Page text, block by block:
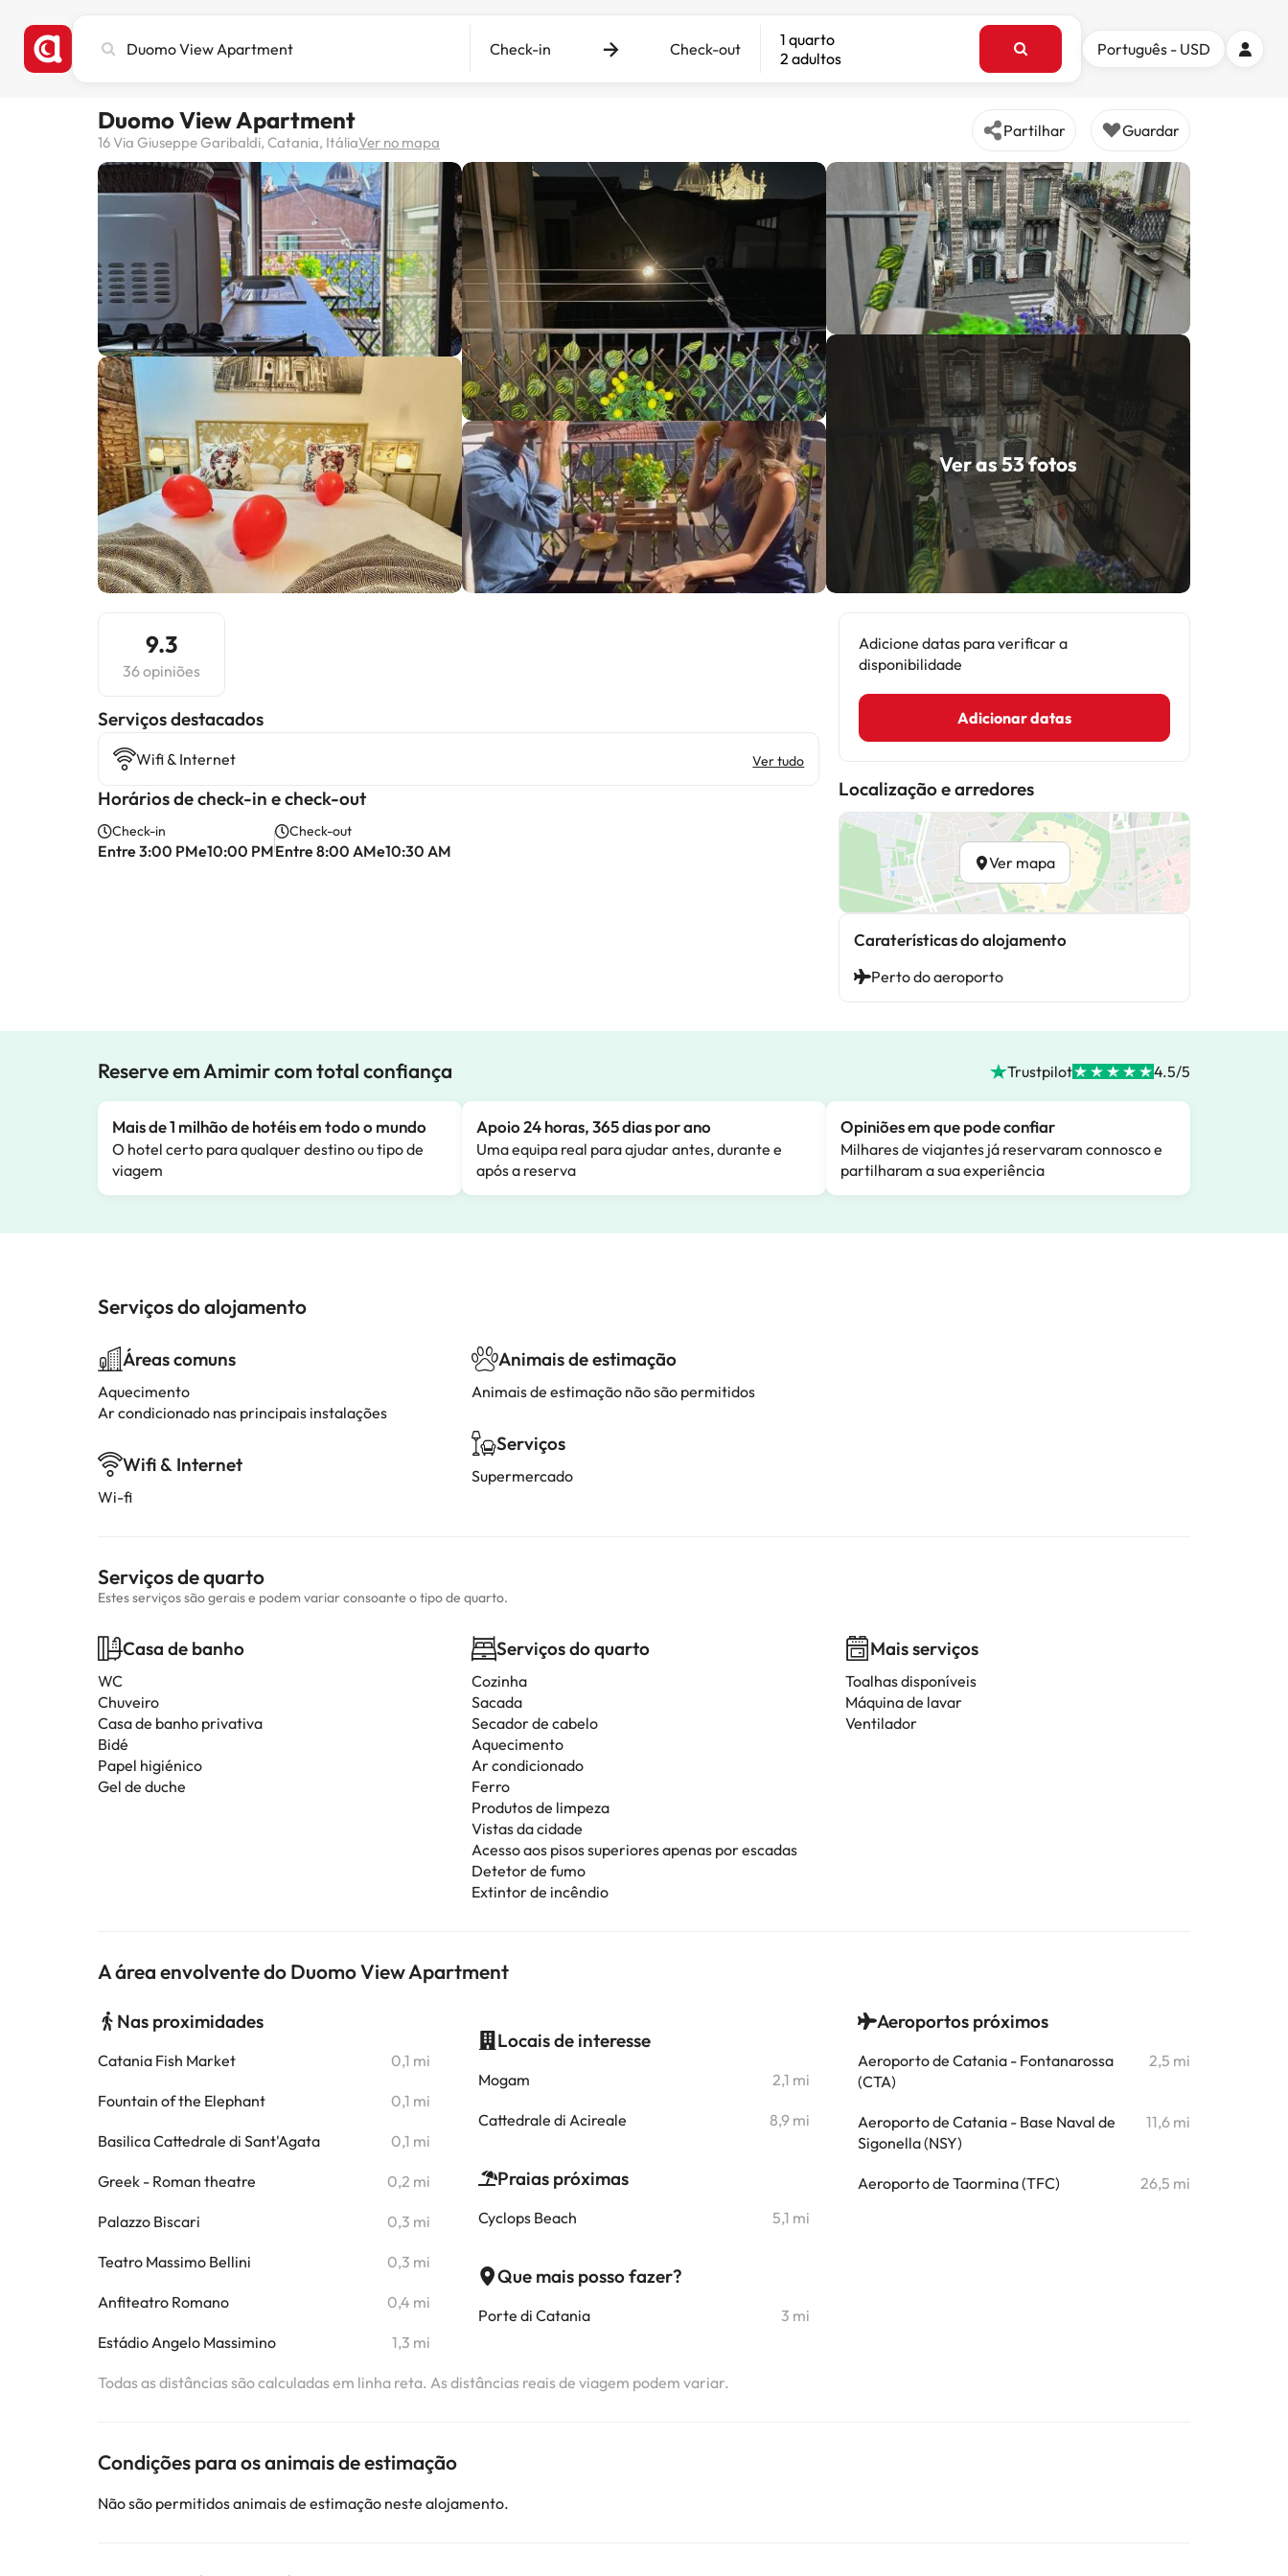
cidade,
destino
Check-in Check-out
1 quarto
2 adultos
Português - USD
Duomo View Apartment
16 Via Giuseppe Garibaldi, Catania, ItáliaVer no mapa
Partilhar Guardar
Ver as 53 fotos
9.3
36 opiniões
Serviços destacados
Wifi & Internet Ver tudo
Horários de check-in e check-out
Check-in
Entre 3:00 PMe10:00 PM
Check-out
Entre 8:00 AMe10:30 AM
Adicione datas para verificar a
disponibilidade
Adicionar datas
Localização e arredores
Ver mapa
Caraterísticas do alojamento
Perto do aeroporto
Reserve em Amimir com total confiança Trustpilot 4.5/5
Mais de 1 milhão de hotéis em todo o mundo
O hotel certo para qualquer destino ou tipo de
viagem
Apoio 24 horas, 365 dias por ano
Uma equipa real para ajudar antes, durante e
após a reserva
Opiniões em que pode confiar
Milhares de viajantes já reservaram connosco e
partilharam a sua experiência
Serviços do alojamento
Áreas comuns
Aquecimento
Ar condicionado nas principais instalações
Wifi & Internet
Wi-fi
Animais de estimação
Animais de estimação não são permitidos
Serviços
Supermercado
Serviços de quarto
Estes serviços são gerais e podem variar consoante o tipo de quarto.
Casa de banho
WC
Chuveiro
Casa de banho privativa
Bidé
Papel higiénico
Gel de duche
Serviços do quarto
Cozinha
Sacada
Secador de cabelo
Aquecimento
Ar condicionado
Ferro
Produtos de limpeza
Vistas da cidade
Acesso aos pisos superiores apenas por escadas
Detetor de fumo
Extintor de incêndio
Mais serviços
Toalhas disponíveis
Máquina de lavar
Ventilador
A área envolvente do Duomo View Apartment
Nas proximidades
Catania Fish Market 0,1 mi
Fountain of the Elephant 0,1 mi
Basilica Cattedrale di Sant'Agata 0,1 mi
Greek - Roman theatre 0,2 mi
Palazzo Biscari 0,3 mi
Teatro Massimo Bellini 0,3 mi
Anfiteatro Romano 0,4 mi
Estádio Angelo Massimino 1,3 mi
Locais de interesse
Mogam 2,1 mi
Cattedrale di Acireale 8,9 mi
Praias próximas
Cyclops Beach 5,1 mi
Que mais posso fazer?
Porte di Catania 3 mi
Aeroportos próximos
Aeroporto de Catania - Fontanarossa
(CTA)
2,5 mi
Aeroporto de Catania - Base Naval de
Sigonella (NSY)
11,6 mi
Aeroporto de Taormina (TFC) 26,5 mi
Todas as distâncias são calculadas em linha reta. As distâncias reais de viagem podem variar.
Condições para os animais de estimação
Não são permitidos animais de estimação neste alojamento.